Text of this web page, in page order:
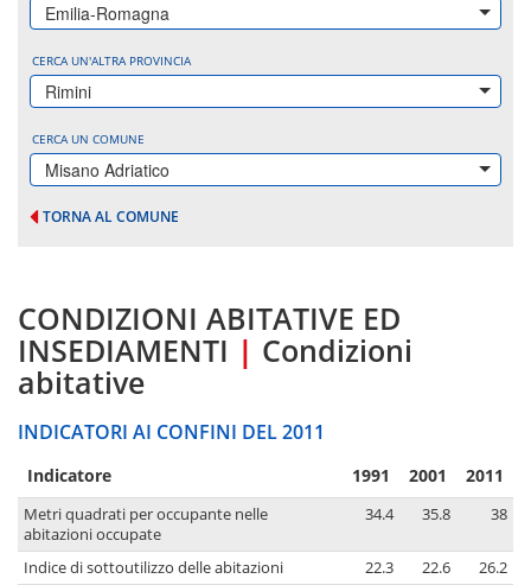
Emilia-Romagna
CERCA UN'ALTRA PROVINCIA
Rimini
CERCA UN COMUNE
Misano Adriatico
TORNA AL COMUNE
CONDIZIONI ABITATIVE ED
INSEDIAMENTI | Condizioni
abitative
INDICATORI AI CONFINI DEL 2011
Indicatore 1991 2001 2011
Metri quadrati per occupante nelle
abitazioni occupate
34.4 35.8 38
Indice di sottoutilizzo delle abitazioni 22.3 22.6
26.2